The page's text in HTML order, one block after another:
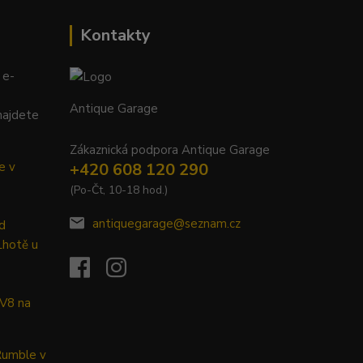
v
u
na
v
Kontakty
Antique Garage
Zákaznická podpora Antique Garage
+420 608 120 290
(Po-Čt, 10-18 hod.)
antiquegarage@seznam.cz